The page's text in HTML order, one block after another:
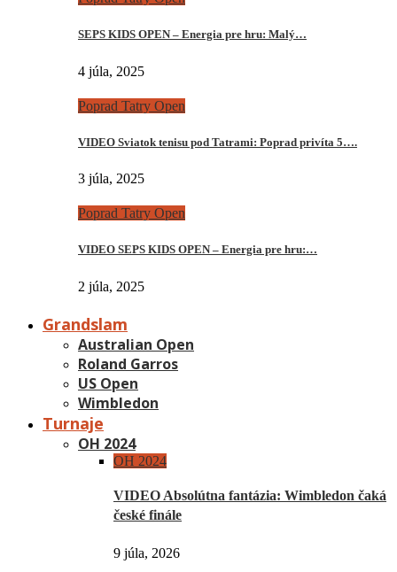
SEPS KIDS OPEN – Energia pre hru: Malý…
4 júla, 2025
Poprad Tatry Open
VIDEO Sviatok tenisu pod Tatrami: Poprad privíta 5….
3 júla, 2025
Poprad Tatry Open
VIDEO SEPS KIDS OPEN – Energia pre hru:…
2 júla, 2025
Grandslam
Australian Open
Roland Garros
US Open
Wimbledon
Turnaje
OH 2024
OH 2024
VIDEO Absolútna fantázia: Wimbledon čaká
české finále
9 júla, 2026